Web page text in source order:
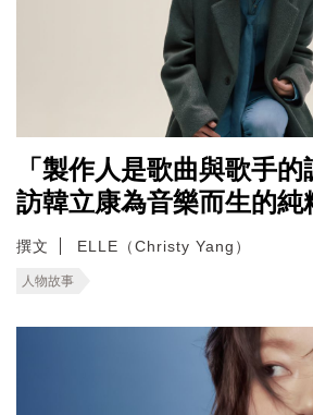
「製作人是歌曲與歌手
訪韓立康為音樂而生的純
撰文 ELLE（Christy Yang）
人物故事